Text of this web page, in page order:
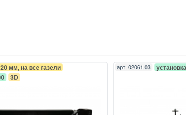
мм, на все газели
3D
арт. 02061.03